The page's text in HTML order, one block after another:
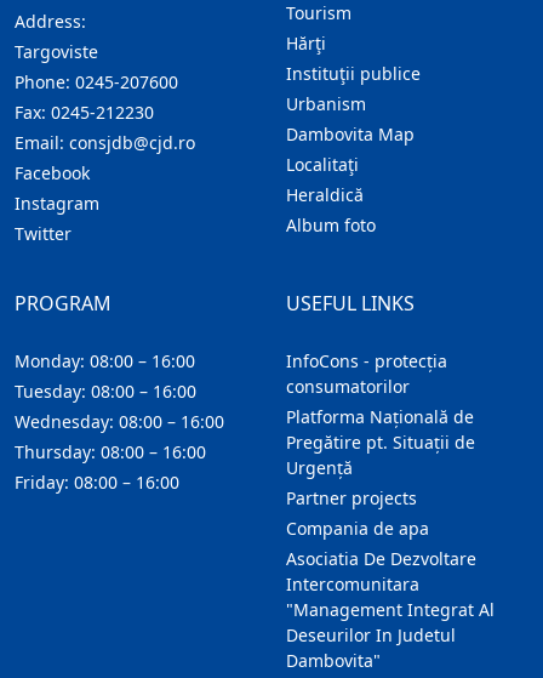
Address:
Targoviste
Phone: 0245-207600
Fax: 0245-212230
Email: consjdb@cjd.ro
Facebook
Instagram
Twitter
Tourism
Hărţi
Instituţii publice
Urbanism
Dambovita Map
Localitaţi
Heraldică
Album foto
USEFUL LINKS
InfoCons - protecția
consumatorilor
Platforma Națională de
Pregătire pt. Situații de
Urgență
Partner projects
Compania de apa
Asociatia De Dezvoltare
Intercomunitara
"Management Integrat Al
Deseurilor In Judetul
Dambovita"
PROGRAM
Monday: 08:00 – 16:00
Tuesday: 08:00 – 16:00
Wednesday: 08:00 – 16:00
Thursday: 08:00 – 16:00
Friday: 08:00 – 16:00